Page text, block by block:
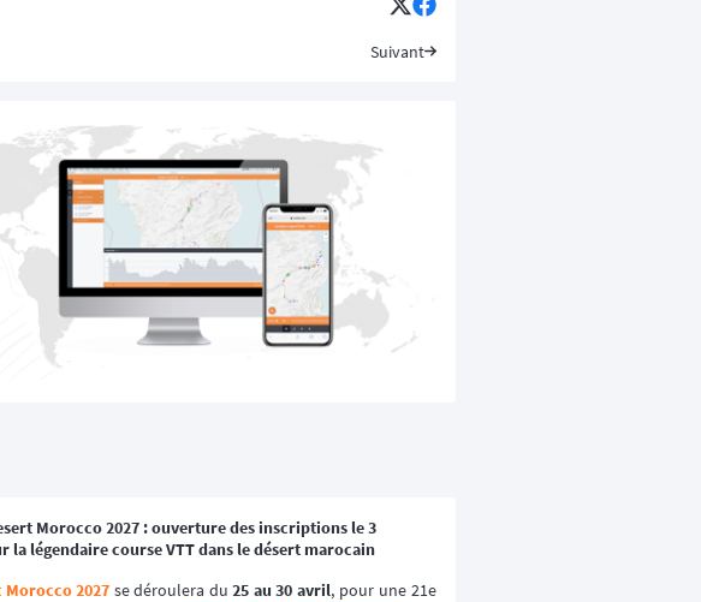
Suivant
Morocco 2027 : ouverture des inscriptions le 3
la légendaire course VTT dans le désert marocain
2027 se déroulera du 25 au 30 avril, pour une 21e